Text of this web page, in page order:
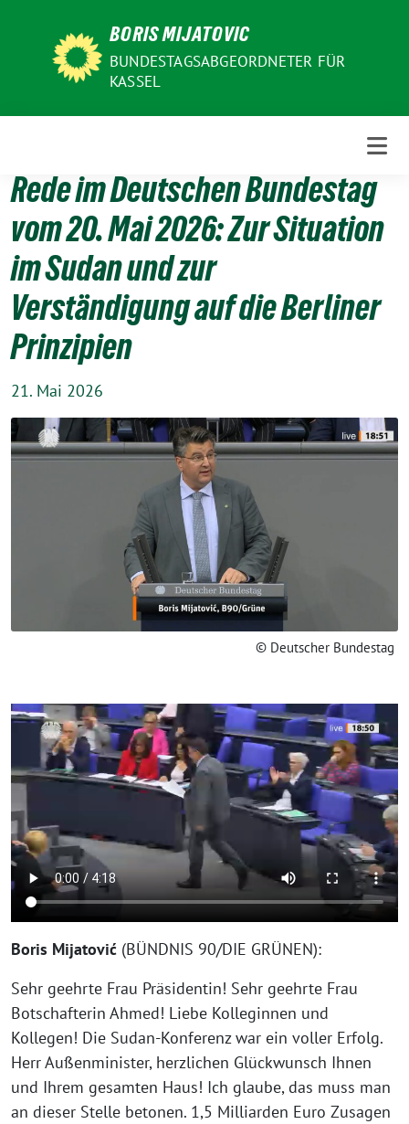
BORIS MIJATOVIC
BUNDESTAGSABGEORDNETER FÜR
KASSEL
Rede im Deutschen Bundestag
vom 20. Mai 2026: Zur Situation
im Sudan und zur
Verständigung auf die Berliner
Prinzipien
21. Mai 2026
© Deutscher Bundestag
Boris Mijatović (BÜNDNIS 90/DIE GRÜNEN):
Sehr geehrte Frau Präsidentin! Sehr geehrte Frau
Botschafterin Ahmed! Liebe Kolleginnen und
Kollegen! Die Sudan-Konferenz war ein voller Erfolg.
Herr Außenminister, herzlichen Glückwunsch Ihnen
und Ihrem gesamten Haus! Ich glaube, das muss man
an dieser Stelle betonen. 1,5 Milliarden Euro Zusagen